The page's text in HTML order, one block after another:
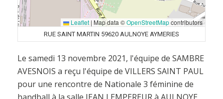
Leaflet | Map data ©OpenStreetMapcontributors
RUE SAINT MARTIN 59620 AULNOYE AYMERIES
Le samedi 13 novembre 2021, l'équipe de SAMBRE
AVESNOIS a reçu l'équipe de VILLERS SAINT PAUL
pour une rencontre de Nationale 3 féminine de